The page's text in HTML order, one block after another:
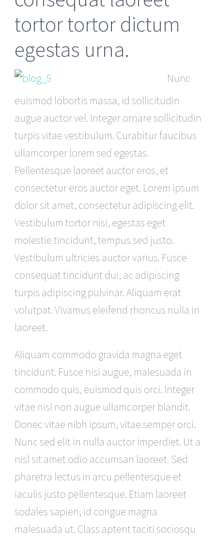
tortor tortor dictum
egestas urna.
Nunc
euismod lobortis massa, id sollicitudin
augue auctor vel. Integer ornare sollicitudin
turpis vitae vestibulum. Curabitur faucibus
ullamcorper lorem sed egestas.
Pellentesque laoreet auctor eros, et
consectetur eros auctor eget. Lorem ipsum
dolor sit amet, consectetur adipiscing elit.
Vestibulum tortor nisi, egestas eget
molestie tincidunt, tempus sed justo.
Vestibulum ultricies auctor varius. Fusce
consequat tincidunt dui, ac adipiscing
turpis adipiscing pulvinar. Aliquam erat
volutpat. Vivamus eleifend rhoncus nulla in
laoreet.
Aliquam commodo gravida magna eget
tincidunt. Fusce nisi augue, malesuada in
commodo quis, euismod quis orci. Integer
vitae nisl non augue ullamcorper blandit.
Donec vitae nibh ipsum, vitae semper orci.
Nunc sed elit in nulla auctor imperdiet. Ut a
nisl sit amet odio accumsan laoreet. Sed
pharetra lectus in arcu pellentesque et
iaculis justo pellentesque. Etiam laoreet
sodales sapien, id congue magna
malesuada ut. Class aptent taciti sociosqu